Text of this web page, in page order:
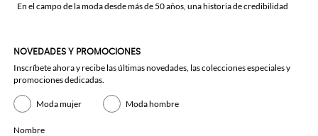
En el campo de la moda desde más de 50 años, una historia de credibilidad
NOVEDADES Y PROMOCIONES
Inscríbete ahora y recibe las últimas novedades, las colecciones especiales y
promociones dedicadas.
Moda mujer Moda hombre
Nombre